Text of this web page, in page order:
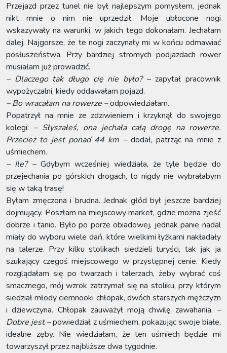
Przejazd przez tunel nie był najlepszym pomysłem, jednak
nikt mnie o nim nie uprzedził. Moje ubłocone nogi
wskazywały na warunki, w jakich tego dokonałam. Jechałam
dalej. Najgorsze, że te nogi zaczynały mi w końcu odmawiać
posłuszeństwa. Przy bardziej stromych podjazdach rower
musiałam już prowadzić.
– Dlaczego tak długo cię nie było? – zapytał pracownik
wypożyczalni, kiedy oddawałam pojazd.
– Bo wracałam na rowerze –odpowiedziałam.
Popatrzył na mnie ze zdziwieniem i krzyknął do swojego
kolegi: – Słyszałeś, ona jechała całą drogę na rowerze.
Przecież to jest ponad 44 km –dodał, patrząc na mnie z
uśmiechem.
– Ile? –Gdybym wcześniej wiedziała, że tyle będzie do
przejechania po górskich drogach, to nigdy nie wybrałabym
się w taką trasę!
Byłam zmęczona i brudna. Jednak głód był jeszcze bardziej
dojmujący. Poszłam na miejscowy market, gdzie można zjeść
dobrze i tanio. Było po porze obiadowej, jednak panie nadal
miały do wyboru wiele dań, które wielkimi łyżkami nakładały
na talerze. Przy kilku stolikach siedzieli turyści, tak jak ja
szukający czegoś miejscowego w przystępnej cenie. Kiedy
rozglądałam się po twarzach i talerzach, żeby wybrać coś
smacznego, mój wzrok zatrzymał się na stoliku, przy którym
siedział młody ciemnooki chłopak, dwóch starszych mężczyzn
i dziewczyna. Chłopak zauważył moją chwilę zawahania. –
Dobre jest –powiedział z uśmiechem, pokazując swoje białe,
idealne zęby. Nie wiedziałam, że ten uśmiech będzie mi
towarzyszył przez najbliższe dwa tygodnie.